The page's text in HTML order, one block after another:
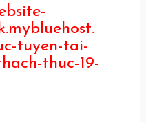
tuyen-tai-
thuc-19-